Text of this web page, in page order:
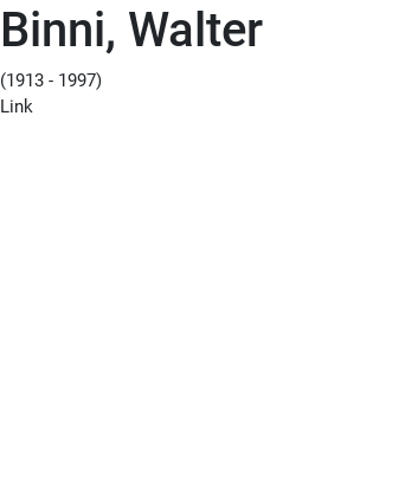
Binni, Walter
(1913 - 1997)
Link